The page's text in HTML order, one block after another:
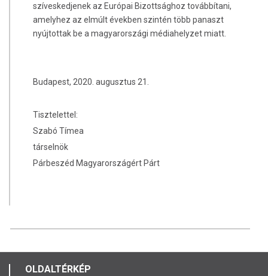
szíveskedjenek az Európai Bizottsághoz továbbítani,
amelyhez az elmúlt években szintén több panaszt
nyújtottak be a magyarországi médiahelyzet miatt.
Budapest, 2020. augusztus 21.
Tisztelettel:
Szabó Tímea
társelnök
Párbeszéd Magyarországért Párt
OLDALTÉRKÉP